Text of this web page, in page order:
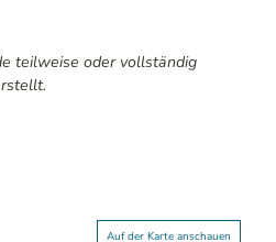
teilweise oder vollständig
Auf der Karte anschauen